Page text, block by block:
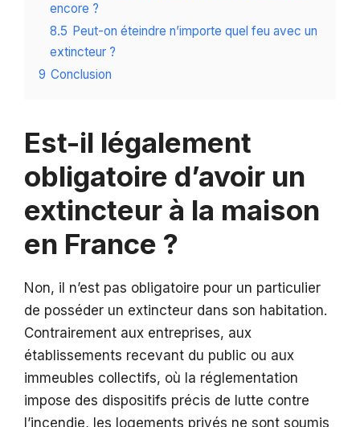
encore ?
8.5 Peut-on éteindre n’importe quel feu avec un
extincteur ?
9 Conclusion
Est-il légalement
obligatoire d’avoir un
extincteur à la maison
en France ?
Non, il n’est pas obligatoire pour un particulier
de posséder un extincteur dans son habitation.
Contrairement aux entreprises, aux
établissements recevant du public ou aux
immeubles collectifs, où la réglementation
impose des dispositifs précis de lutte contre
l’incendie, les logements privés ne sont soumis